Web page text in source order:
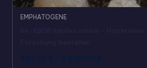
EMPHATOGENE
230,00 € – 2.600,00 €